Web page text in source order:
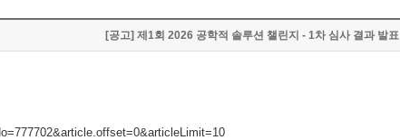
[공고] 제1회 2026 공학적 솔루션 챌린지 - 1차 심사 결과 발표